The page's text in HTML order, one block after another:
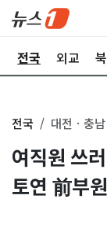
전국 외교
전국 대전ㆍ충남
여직원 쓰
토연 前부